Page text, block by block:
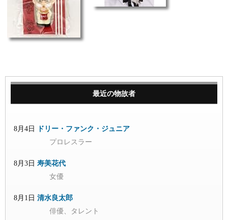
最近の物故者
8月4日
ドリー・ファンク・ジュニア
プロレスラー
8月3日 寿美花代
女優
8月1日 清水良太郎
俳優、タレント